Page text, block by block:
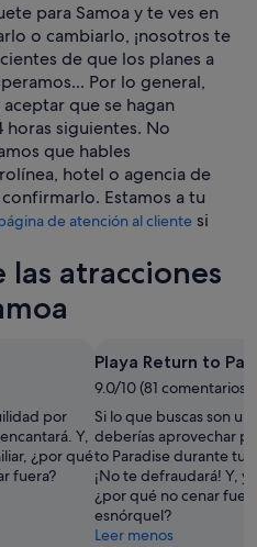
para Samoa y te ves en
o cambiarlo, ¡nosotros te
de que los planes a
Por lo general,
que se hagan
horas siguientes. No
que hables
hotel o agencia de
Estamos a tu
de atención al cliente si
las atracciones
por
Y,
¿por qué
fuera?
Playa Return to
9.0/10 (81 comentarios)
Si lo que buscas son
deberías aprovechar
to Paradise durante tu
¡No te defraudará! Y,
¿por qué no cenar
esnórquel?
Leer menos